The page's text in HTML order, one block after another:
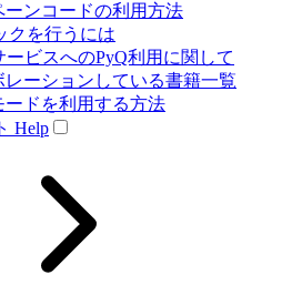
ーンコードの利用方法
クを行うには
ービスへのPyQ利用に関して
レーションしている書籍一覧
ードを利用する方法
Help